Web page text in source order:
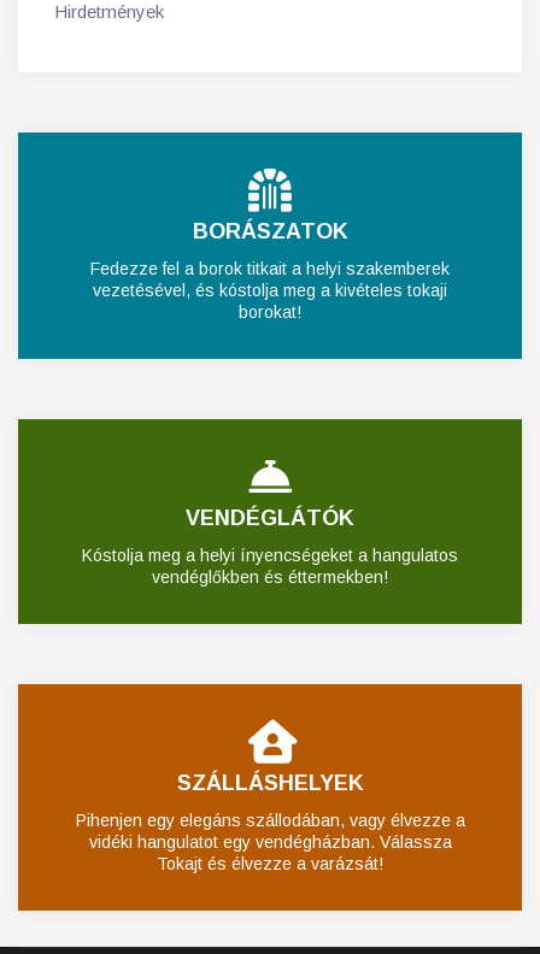
Hirdetmények
BORÁSZATOK
Fedezze fel a borok titkait a helyi szakemberek
vezetésével, és kóstolja meg a kivételes tokaji
borokat!
VENDÉGLÁTÓK
Kóstolja meg a helyi ínyencségeket a hangulatos
vendéglőkben és éttermekben!
SZÁLLÁSHELYEK
Pihenjen egy elegáns szállodában, vagy élvezze a
vidéki hangulatot egy vendégházban. Válassza
Tokajt és élvezze a varázsát!